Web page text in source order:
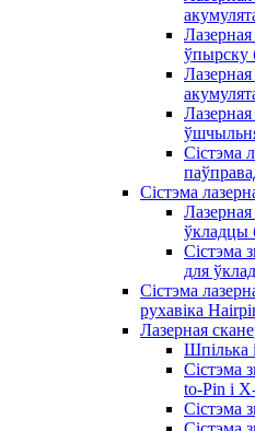
Лазерная
ўпырску
Лазерная
Лазерная
Сістэма
Сістэма
Лазерная
ўкладцы
Сістэма
для
Сістэма
рухавіка
Лазерная
Шпілька
Сістэма
to-Pin і
Сістэма